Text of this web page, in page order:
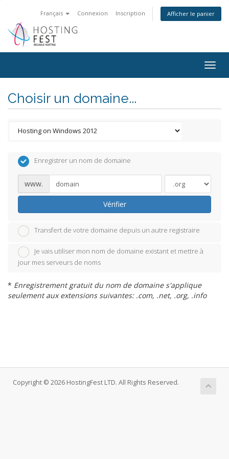
Français Connexion Inscription Afficher le panier
Choisir un domaine...
Enregistrer un nom de domaine
www.
Vérifier
Transfert de votre domaine depuis un autre registraire
Je vais utiliser mon nom de domaine existant et mettre à
jour mes serveurs de noms
* Enregistrement gratuit du nom de domaine s'applique
seulement aux extensions suivantes: .com, .net, .org, .info
Copyright © 2026 HostingFest LTD. All Rights Reserved.